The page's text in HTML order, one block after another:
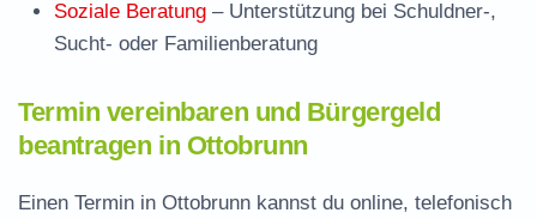
Soziale Beratung – Unterstützung bei Schuldner-,
Sucht- oder Familienberatung
Termin vereinbaren und Bürgergeld
beantragen in Ottobrunn
Einen Termin in Ottobrunn kannst du online, telefonisch